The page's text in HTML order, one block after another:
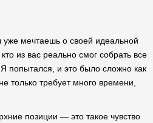
уже мечтаешь о своей идеальной
из вас реально смог собрать все
попытался, и это было сложно как
только требует много времени,
позиции — это такое чувство